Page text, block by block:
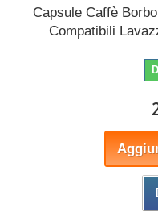
Capsule Caffè
Compatibili